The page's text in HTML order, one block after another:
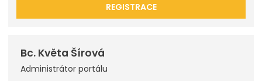
REGISTRACE
Bc. Květa Šírová
Administrátor portálu